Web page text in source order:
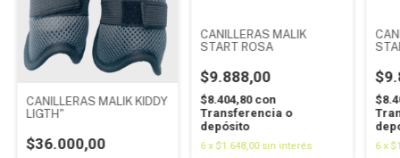
CANILLERAS MALIK KIDDY
LIGTH"
$36.000,00
CANILLERAS MALIK
START ROSA
$9.888,00
$8.404,80 con
Transferencia o
depósito
6 x$1.648,00 sin interés 6 x